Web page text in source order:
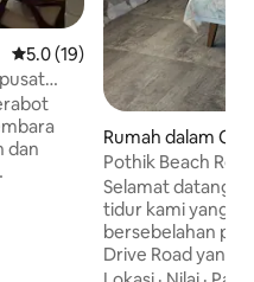
Penarafan purata 5.0
5.0 (19)
dan
Rumah dalam
rict
Pothik Beach
Renang
Selamat datang
tidur kami yang
bersebelahan
Drive Road yang
yang luas untuk